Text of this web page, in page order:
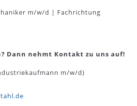
m/w/d | Fachrichtung
Dann nehmt Kontakt zu uns auf!
m/w/d)